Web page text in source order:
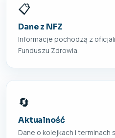
📋
Dane z NFZ
Informacje pochodzą z
Funduszu Zdrowia.
🔄
Aktualność
Dane o kolejkach i terminach